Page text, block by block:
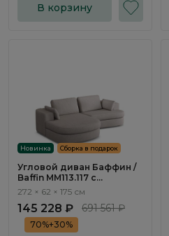
В корзину
Новинка Сборка в подарок
Угловой диван Баффин /
Baffin ММ113.117 с
оттоманкой и
272 × 62 × 175 см
145 228 ₽ 691 561 ₽
70%+30%